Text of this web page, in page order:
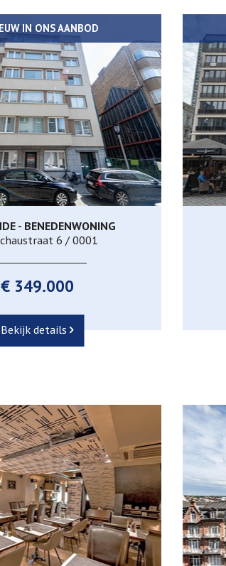
IN ONS AANBOD
3 1
- BENEDENWONING
6 / 0001
€ 349.000
Bekijk details